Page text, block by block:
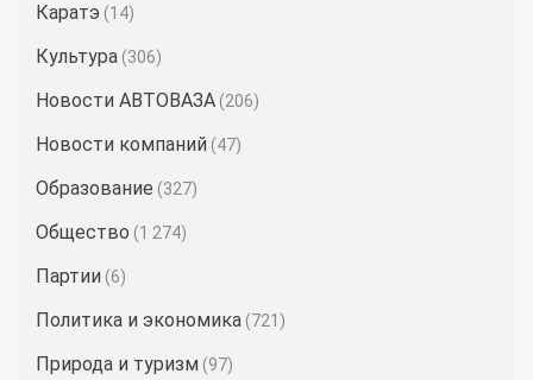
Каратэ (14)
Культура (306)
Новости АВТОВАЗА (206)
Новости компаний (47)
Образование (327)
Общество (1 274)
Партии (6)
Политика и экономика (721)
Природа и туризм (97)